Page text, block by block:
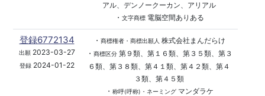
アル、デンノークーカン、アリアル
・ 文字商標電脳空間ありある
登録6772134
出願2023-03-27
登録2024-01-22
・ 商標権者・商標出願人 株式会社まんだらけ
・ 商標区分第９類、第１６類、第３５類、第３
６類、第３８類、第４１類、第４２類、第４
３類、第４５類
・ 称呼(呼称)・ネーミングマンダラケ